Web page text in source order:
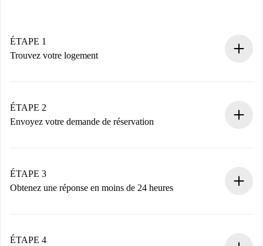
ÉTAPE 1
Trouvez votre logement
Vous disposez à l’avance de toutes les informations
nécessaires.
ÉTAPE 2
Envoyez votre demande de réservation
Nous ne vous facturerons rien tant que le propriétaire
n’aura pas accepté.
ÉTAPE 3
Obtenez une réponse en moins de 24 heures
contact avec le propriétaire.
ÉTAPE 4